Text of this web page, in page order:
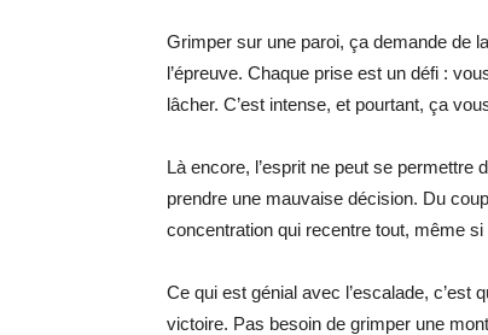
Grimper sur une paroi, ça demande de
l’épreuve. Chaque prise est un défi :
lâcher. C’est intense, et pourtant, ça
Là encore, l’esprit ne peut se
prendre une mauvaise décision. Du
concentration qui recentre tout, même
Ce qui est génial avec l’escalade, c’est
victoire. Pas besoin de grimper une